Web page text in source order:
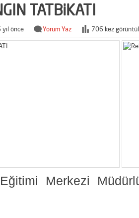
TATBiKATI
yıl önce Yorum Yaz 706 kez
Merkezi